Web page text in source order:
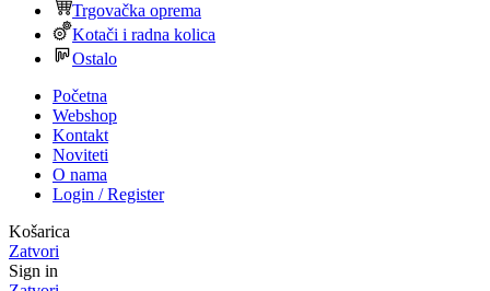
Trgovačka oprema
Kotači i radna kolica
Ostalo
Početna
Webshop
Kontakt
Noviteti
O nama
Login / Register
Košarica
Zatvori
Sign in